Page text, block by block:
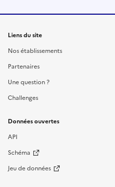
Liens du site
Nos établissements
Partenaires
Une question ?
Challenges
Données ouvertes
API
Schéma
Jeu de données